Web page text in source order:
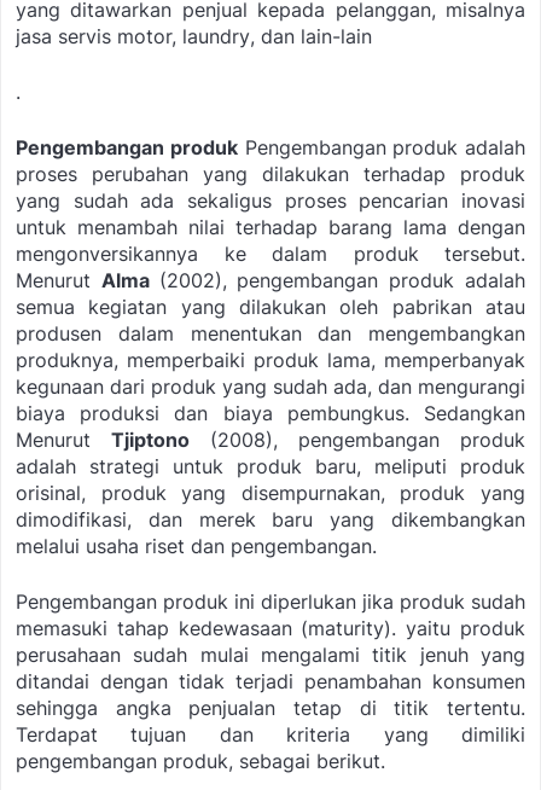
yang ditawarkan penjual kepada pelanggan, misalnya
jasa servis motor, laundry, dan lain-lain
.
Pengembangan produk Pengembangan produk adalah
proses perubahan yang dilakukan terhadap produk
yang sudah ada sekaligus proses pencarian inovasi
untuk menambah nilai terhadap barang lama dengan
mengonversikannya ke dalam produk tersebut.
Menurut Alma (2002), pengembangan produk adalah
semua kegiatan yang dilakukan oleh pabrikan atau
produsen dalam menentukan dan mengembangkan
produknya, memperbaiki produk lama, memperbanyak
kegunaan dari produk yang sudah ada, dan mengurangi
biaya produksi dan biaya pembungkus. Sedangkan
MenurutTjiptono (2008), pengembangan produk
adalah strategi untuk produk baru, meliputi produk
orisinal, produk yang disempurnakan, produk yang
dimodifikasi, dan merek baru yang dikembangkan
melalui usaha riset dan pengembangan.
Pengembangan produk ini diperlukan jika produk sudah
memasuki tahap kedewasaan (maturity). yaitu produk
perusahaan sudah mulai mengalami titik jenuh yang
ditandai dengan tidak terjadi penambahan konsumen
sehingga angka penjualan tetap di titik tertentu.
Terdapat tujuan dan kriteria yang dimiliki
pengembangan produk, sebagai berikut.